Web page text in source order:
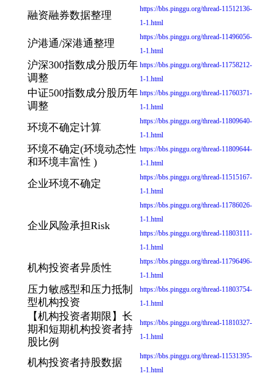
融资融券数据整理
https://bbs.pinggu.org/thread-11512136-
1-1.html
沪港通/深港通整理
https://bbs.pinggu.org/thread-11496056-
1-1.html
沪深300指数成分股历年
调整
https://bbs.pinggu.org/thread-11758212-
1-1.html
中证500指数成分股历年
调整
https://bbs.pinggu.org/thread-11760371-
1-1.html
环境不确定计算
https://bbs.pinggu.org/thread-11809640-
1-1.html
环境不确定(环境动态性
和环境丰富性 )
https://bbs.pinggu.org/thread-11809644-
1-1.html
企业环境不确定
https://bbs.pinggu.org/thread-11515167-
1-1.html
企业风险承担Risk
https://bbs.pinggu.org/thread-11786026-
1-1.html
https://bbs.pinggu.org/thread-11803111-
1-1.html
机构投资者异质性
https://bbs.pinggu.org/thread-11796496-
1-1.html
压力敏感型和压力抵制
型机构投资
https://bbs.pinggu.org/thread-11803754-
1-1.html
【机构投资者期限】长
期和短期机构投资者持
股比例
https://bbs.pinggu.org/thread-11810327-
1-1.html
机构投资者持股数据
https://bbs.pinggu.org/thread-11531395-
1-1.html